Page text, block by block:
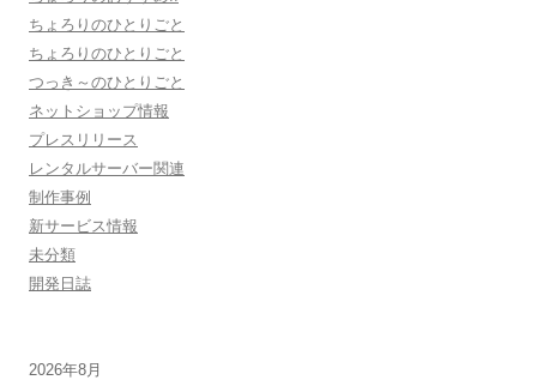
ちょろりのひとりごと
ちょろりのひとりごと
つっき～のひとりごと
ネットショップ情報
プレスリリース
レンタルサーバー関連
制作事例
新サービス情報
未分類
開発日誌
2026年8月